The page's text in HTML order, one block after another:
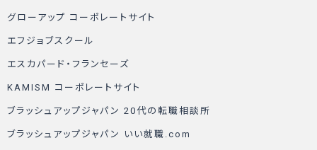
グローアップ コーポレートサイト
エフジョブスクール
エスカパード・フランセーズ
KAMISM コーポレートサイト
ブラッシュアップジャパン 20代の転職相談所
ブラッシュアップジャパン いい就職.com